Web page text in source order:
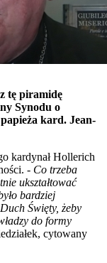
tę piramidę
Synodu o
kard. Jean-
kardynał Hollerich
- Co trzeba
ukształtować
bardziej
Święty, żeby
do formy
cytowany